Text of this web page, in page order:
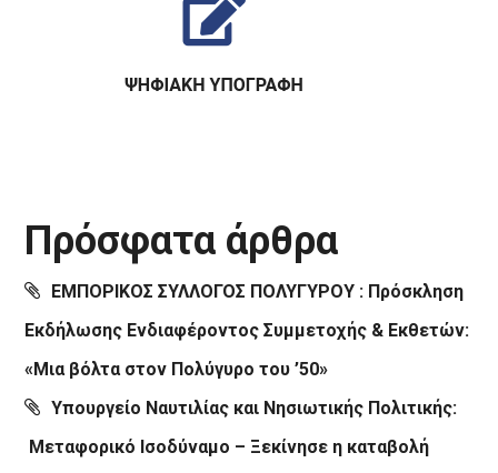
Πρόσφατα άρθρα
ΕΜΠΟΡΙΚΟΣ ΣΥΛΛΟΓΟΣ ΠΟΛΥΓΥΡΟΥ : Πρόσκληση
Εκδήλωσης Ενδιαφέροντος Συμμετοχής & Εκθετών:
«Μια βόλτα στον Πολύγυρο του ’50»
Υπουργείο Ναυτιλίας και Νησιωτικής Πολιτικής:
Μεταφορικό Ισοδύναμο – Ξεκίνησε η καταβολή